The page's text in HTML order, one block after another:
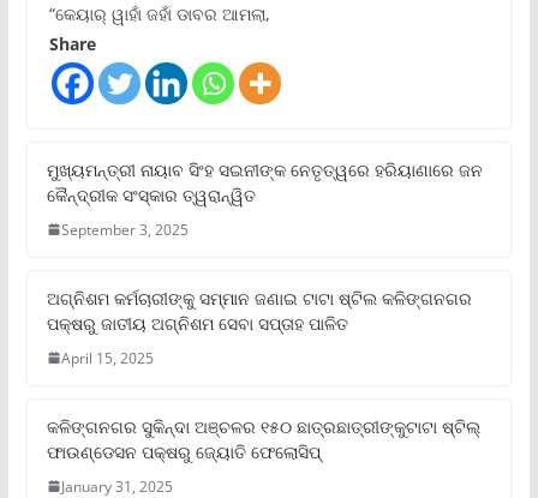
“କେୟାର୍ ୱାହାଁ ଜହାଁ ଡାବର ଆମଲା,
Share
ମୁଖ୍ୟମନ୍ତ୍ରୀ ନାୟାବ ସିଂହ ସଇନୀଙ୍କ ନେତୃତ୍ୱରେ ହରିୟାଣାରେ ଜନ
କୈନ୍ଦ୍ରୀକ ସଂସ୍କାର ତ୍ୱରାନ୍ୱିତ
September 3, 2025
ଅଗ୍ନିଶମ କର୍ମଚାରୀଙ୍କୁ ସମ୍ମାନ ଜଣାଇ ଟାଟା ଷ୍ଟିଲ କଳିଙ୍ଗନଗର
ପକ୍ଷରୁ ଜାତୀୟ ଅଗ୍ନିଶମ ସେବା ସପ୍ତାହ ପାଳିତ
April 15, 2025
କଳିଙ୍ଗନଗର ସୁକିନ୍ଦା ଅଞ୍ଚଳର ୧୫୦ ଛାତ୍ରଛାତ୍ରୀଙ୍କୁଟାଟା ଷ୍ଟିଲ୍
ଫାଉଣ୍ଡେସନ ପକ୍ଷରୁ ଜ୍ୟୋତି ଫେଲୋସିପ୍‌
January 31, 2025